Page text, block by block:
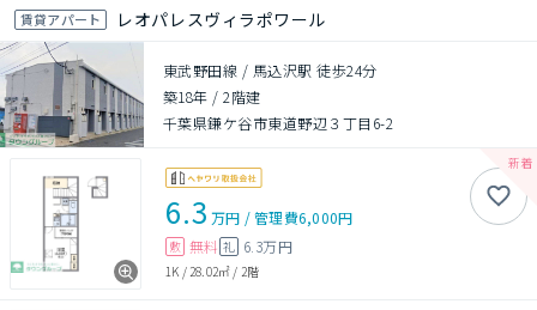
賃貸アパート レオパレスヴィラポワール
東武野田線 / 馬込沢駅 徒歩24分
築18年 /2階建
千葉県鎌ケ谷市東道野辺３丁目6-2
6.3 万円 /管理費6,000円
敷 無料 礼 6.3万円
1K /28.02㎡ / 2階